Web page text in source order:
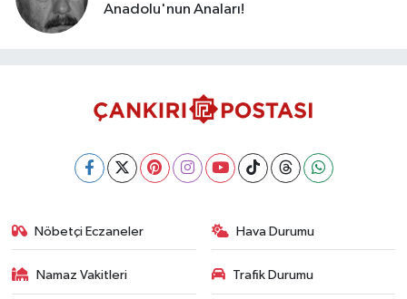
Anadolu'nun Anaları!
Nöbetçi Eczaneler Hava Durumu
Namaz Vakitleri Trafik Durumu